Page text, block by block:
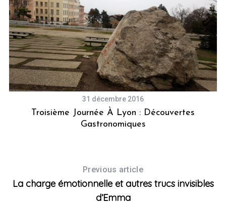
31 décembre 2016
Troisième Journée À Lyon : Découvertes
Gastronomiques
Previous article
La charge émotionnelle et autres trucs invisibles
d’Emma
o
r
: